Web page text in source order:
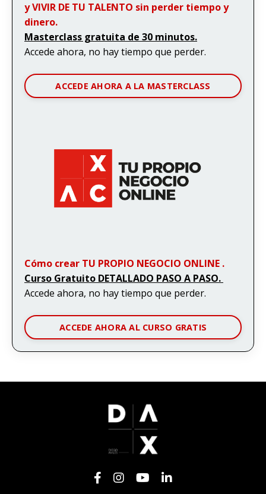
y VIVIR DE TU TALENTO sin perder tiempo y
dinero.
Masterclass gratuita de 30 minutos.
Accede ahora, no hay tiempo que perder.
ACCEDE AHORA A LA MASTERCLASS
Cómo crear TU PROPIO NEGOCIO ONLINE .
Curso Gratuito DETALLADO PASO A PASO.
Accede ahora, no hay tiempo que perder.
ACCEDE AHORA AL CURSO GRATIS